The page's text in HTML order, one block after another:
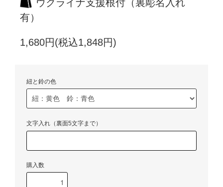
ウクライナ支援根付（裏彫名入れ
有）
1,680円(税込1,848円)
紐と鈴の色
文字入れ（裏面5文字まで）
購入数